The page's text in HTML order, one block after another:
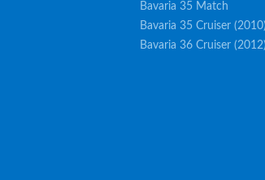
Bavaria 35 Match
Bavaria 35 Cruiser (2010)
Bavaria 36 Cruiser (2012)